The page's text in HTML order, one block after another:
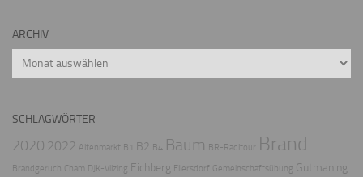
ARCHIV
Archiv
SCHLAGWÖRTER
2020 2022 Altenmarkt B1 B2 B4 Baum BR-Radltour Brand
Brandgeruch Cham DJK-Vilzing Eichberg Ellersdorf Gemeinschaftsübung Gutmaning